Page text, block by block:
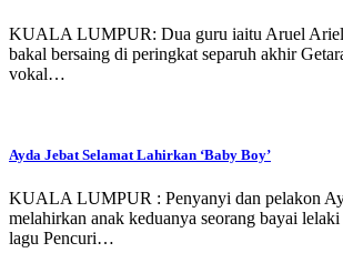
KUALA LUMPUR: Dua guru iaitu Aruel Ariel
bakal bersaing di peringkat separuh akhir
vokal…
Ayda Jebat Selamat Lahirkan ‘Baby Boy’
KUALA LUMPUR : Penyanyi dan pelakon
melahirkan anak keduanya seorang bayai
lagu Pencuri…